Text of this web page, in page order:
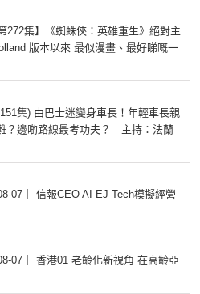
272集】《蜘蛛俠：英雄重生》絕對主
版本以來 最似漫畫、最好睇嘅一
集) 由巴士迷變身車長！年輕車長親
？邊啲路線最考功夫？︱主持：法蘭
07｜ 信報CEO AI EJ Tech模擬經營
07｜ 香港01 老齡化新視角 在高齡亞